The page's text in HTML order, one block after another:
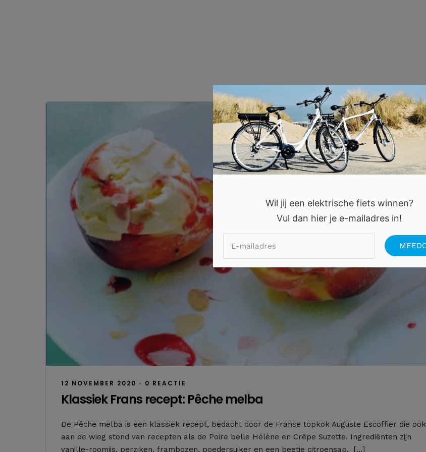
12 NOVEMBER 2020 • 0 REACTIE
Klassiek Frans recept: Pêche melba
De Pêche melba is een klassiek recept, bedacht door de Franse topkok Auguste Escoffier die ook
aan de wieg stond van recepten als de Poire belle Hélène en Crêpe Suzette. Ingrediënten zijn
vanille-roomijs, perziken, frambozen, poedersuiker en een beetje citroensap. […]
Wil jij een elektrische fiets winnen?
Vul dan hier je e-mailadres in!